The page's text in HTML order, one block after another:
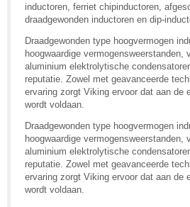
inductoren, ferriet chipinductoren,
draadgewonden inductoren en dip-
Draadgewonden type hoogvermogen
hoogwaardige vermogensweerstanden,
aluminium elektrolytische
reputatie. Zowel met geavanceerde
ervaring zorgt Viking ervoor dat aan de
wordt voldaan.
Draadgewonden type hoogvermogen
hoogwaardige vermogensweerstanden,
aluminium elektrolytische
reputatie. Zowel met geavanceerde
ervaring zorgt Viking ervoor dat aan de
wordt voldaan.